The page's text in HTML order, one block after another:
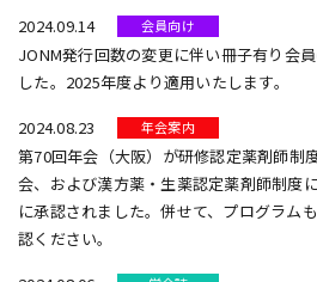
2024.09.14
会員向け
JONM発行回数の変更に伴い冊子有り会
した。2025年度より適用いたします。
2024.08.23
年会案内
第70回年会（大阪）が研修認定薬剤師制
会、および漢方薬・生薬認定薬剤師制度
に承認されました。併せて、プログラム
認ください。